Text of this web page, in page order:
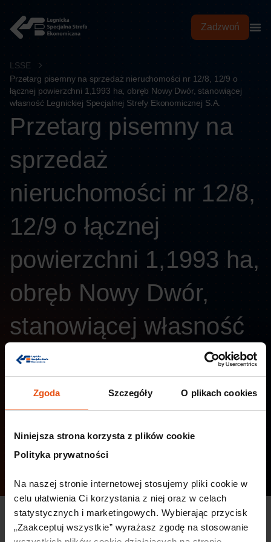
Zgoda Szczegóły O plikach cookies
Niniejsza strona korzysta z plików cookie
Polityka prywatności
Na naszej stronie internetowej stosujemy pliki cookie w
celu ułatwienia Ci korzystania z niej oraz w celach
statystycznych i marketingowych. Wybierając przycisk
„Zaakceptuj wszystkie” wyrażasz zgodę na stosowanie
treści
Zadzwoń
LSSE
Przetarg pisemny na sprzedaż nieruchomości nr 12/8, 12/9 o
łącznej powierzchni 1,1993 ha, obręb Nowy Dwór, stanowiącej
własność Legnickiej Specjalnej Strefy Ekonomicznej S.A.
Przetarg pisemny na
sprzedaż
nieruchomości nr 12/8,
12/9 o łącznej
powierzchni 1,1993 ha,
obręb Nowy Dwór,
stanowiącej własność
Legnickiej Specjalnej
Strefy Ekonomicznej
S.A.
Kategoria:
Biuletyn Informacji Publicznych
Przetarg pisemny na sprzedaż nieruchomości nr 12/8, 12/9 o
łącznej powierzchni 1,1993 ha, obręb Nowy Dwór,